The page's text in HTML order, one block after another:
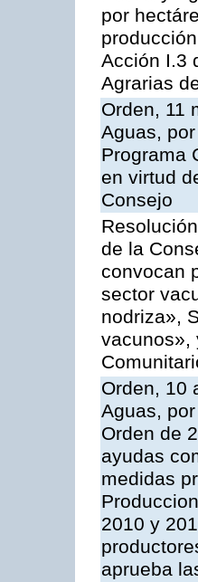
por
Acción I.3
Agrarias
Orden, 11
Aguas,
Programa
en virtud
Consejo
de la
convocan
sector
nodriza»,
vacunos»,
Orden, 10
Aguas,
Orden de
ayudas
medidas
2010 y
aprueba